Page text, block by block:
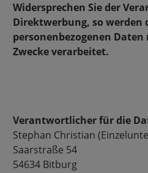
Widersprechen Sie der
Direktwerbung, so werden
personenbezogenen
Zwecke verarbeitet.
Verantwortlicher für die
Stephan Christian
Saarstraße 54
54634 Bitburg